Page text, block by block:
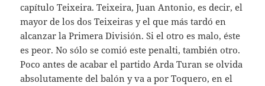
capítulo Teixeira. Teixeira, Juan Antonio, es decir, el
mayor de los dos Teixeiras y el que más tardó en
alcanzar la Primera División. Si el otro es malo, éste
es peor. No sólo se comió este penalti, también otro.
Poco antes de acabar el partido Arda Turan se olvida
absolutamente del balón y va a por Toquero, en el